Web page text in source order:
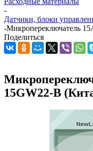
-
Датчики, блоки
-Микропереключатель
Поделиться
15GW22-B